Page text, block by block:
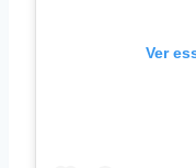
Ver